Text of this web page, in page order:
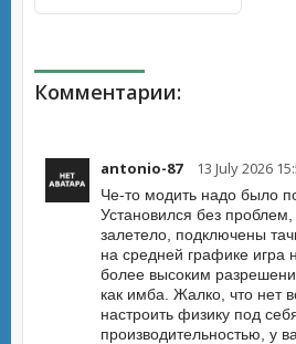
Комментарии:
antonio-87 13 July 2026
Че-то модить надо было
Установился без
залетело, подключены
на средней графике игра
более высоким
как имба. Жалко, что нет
настроить физику под
производительностью, у